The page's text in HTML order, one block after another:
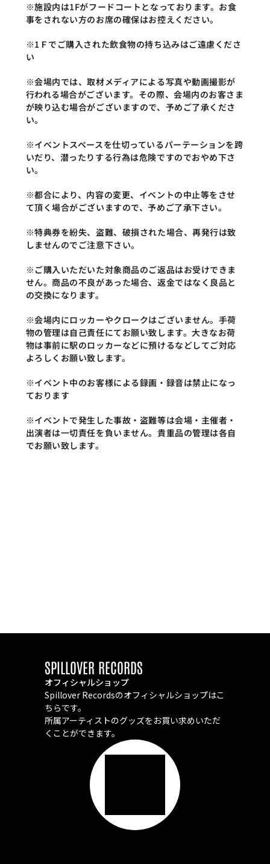
※施設内は1Fがフードコートとなっております。お食
事をされない方のお席の確保はお控えください。
※1Ｆでご購入された飲食物の持ち込みはご遠慮くださ
い
※会場内では、取材メディアによる写真や動画撮影が
行われる場合がございます。その際、会場内のお客さま
が映り込む場合がございますので、予めご了承くださ
い。
※イベントスペースを仕切っているパーテーションを跨
いだり、潜ったりする行為は危険ですのでおやめ下さ
い。
※都合により、内容の変更、イベントの中止等をさせ
て頂く場合がございますので、予めご了承下さい。
※特典券を紛失、盗難、破損された場合、再発行は致
しませんのでご注意下さい。
※ご購入いただいた対象商品のご返品はお受けできま
せん。商品の不良があった場合、返金ではなく良品と
の交換になります。
※会場内にロッカーやクロークはございません。手荷
物の管理は自己責任にてお願い致します。大きなお荷
物は事前に駅のロッカーなどに預けるなどしてご対応
よろしくお願い致します。
※イベント中のお客様による録画・録音は禁止になっ
ております
※イベントで発生した事故・盗難等は会場・主催者・
出演者は一切責任を負いません。貴重品の管理は各自
でお願い致します。
SPILLOVER RECORDS
オフィシャルショップ
Spillover Recordsのオフィシャルショップはこ
ちらです。
所属アーティストのグッズをお買い求めいただ
くことができます。